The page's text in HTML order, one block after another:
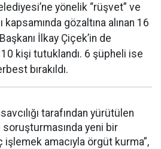
yönelik “rüşvet” ve
gözaltına alınan 16
İlkay Çiçek’in de
kişi tutuklandı. 6 şüpheli ise
bırakıldı.
tarafından yürütülen
yeni bir
işlemek amacıyla örgüt kurma”,